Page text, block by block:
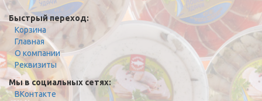
Быстрый переход:
Корзина
Главная
О компании
Реквизиты
Мы в социальных сетях:
ВКонтакте